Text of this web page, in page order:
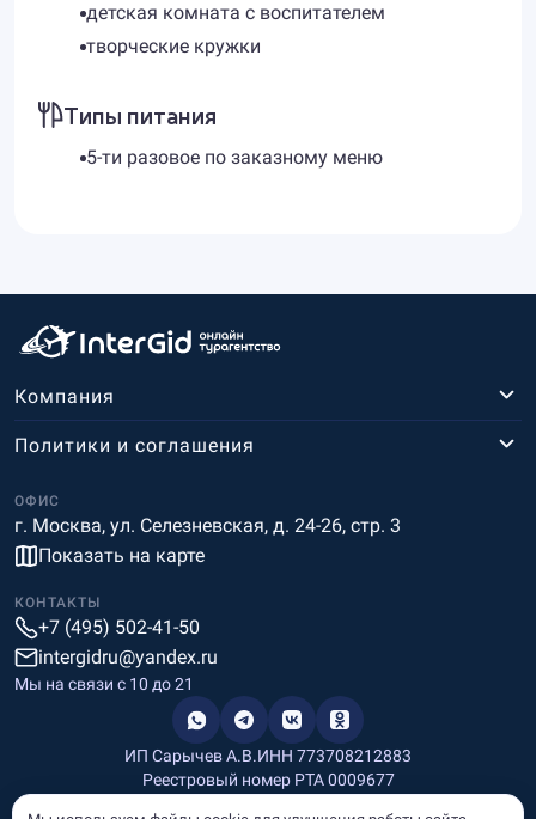
детская комната с воспитателем
творческие кружки
Типы питания
5-ти разовое по заказному меню
Компания
ОФИС
г. Москва, ул. Селезневская, д. 24-26, стр. 3
Показать на карте
Политики и соглашения
КОНТАКТЫ
+7 (495) 502-41-50
intergidru@yandex.ru
Мы на связи c 10 до 21
ИП Сарычев А.В.ИНН 773708212883
Реестровый номер РТА 0009677